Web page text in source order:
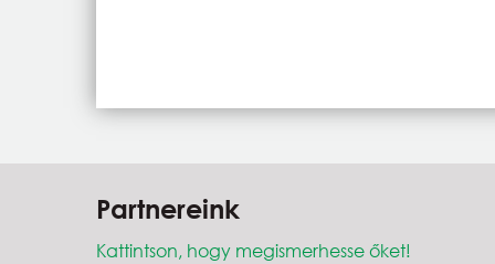
Partnereink
Kattintson, hogy megismerhesse őket!